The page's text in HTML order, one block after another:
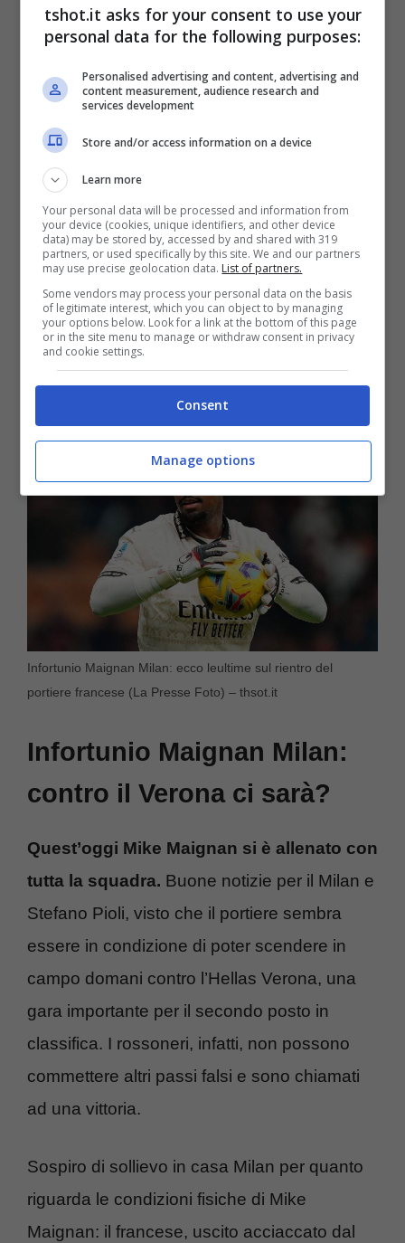
contro l’Hellas Verona. Il francese ci sarà?
nel caso in cui non dovesse farcela il
fastidio.
Arrivanoimportanti novità sulle condizioni
fisiche di Mike Maignan: il portiere del Milan
ha svolto dei nuovi accertamenti, che hanno
chiarito l’entità del suo infortunio. Contro
l’Hellas Verona il portiere ci sarà? Ecco la
decisione finale di Stefano Pioli.
Infortunio Maignan Milan: ecco leultime sul rientro del
portiere francese (La Presse Foto) – thsot.it
Infortunio Maignan Milan:
contro il Verona ci sarà?
Quest’oggi Mike Maignan si è allenato con
tutta la squadra. Buone notizie per il Milan e
Stefano Pioli, visto che il portiere sembra
essere in condizione di poter scendere in
campo domani contro l’Hellas Verona, una
gara importante per il secondo posto in
classifica. I rossoneri, infatti, non possono
commettere altri passi falsi e sono chiamati
ad una vittoria.
Sospiro di sollievo in casa Milan per quanto
riguarda le condizioni fisiche di Mike
Maignan: il francese, uscito acciaccato dal
tshot.it asks for your consent to use your
personal data for the following purposes:
Personalised advertising and content, advertising and
content measurement, audience research and
services development
Store and/or access information on a device
Learn more
Your personal data will be processed and information from
your device (cookies, unique identifiers, and other device
data) may be stored by, accessed by and shared with 319
partners, or used specifically by this site. We and our partners
may use precise geolocation data. List of partners.
Some vendors may process your personal data on the basis
of legitimate interest, which you can object to by managing
your options below. Look for a link at the bottom of this page
or in the site menu to manage or withdraw consent in privacy
and cookie settings.
Consent
Manage options